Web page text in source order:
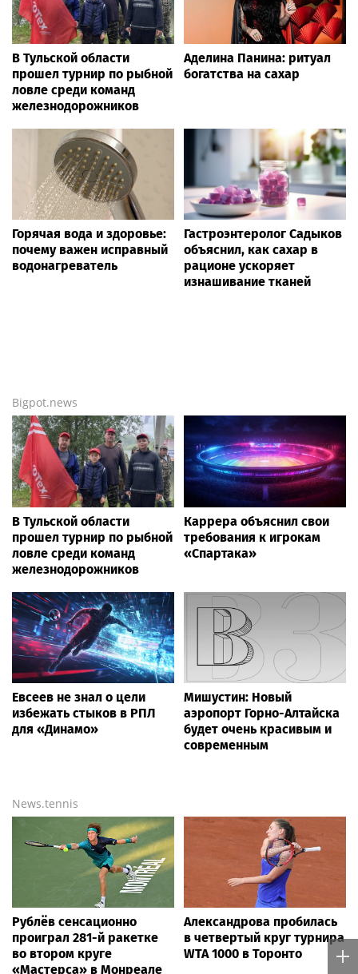
В Тульской области
прошел турнир по рыбной
ловле среди команд
железнодорожников
Аделина Панина: ритуал
богатства на сахар
Горячая вода и здоровье:
почему важен исправный
водонагреватель
Гастроэнтеролог Садыков
объяснил, как сахар в
рационе ускоряет
изнашивание тканей
Bigpot.news
В Тульской области
прошел турнир по рыбной
ловле среди команд
железнодорожников
Каррера объяснил свои
требования к игрокам
«Спартака»
Евсеев не знал о цели
избежать стыков в РПЛ
для «Динамо»
Мишустин: Новый
аэропорт Горно-Алтайска
будет очень красивым и
современным
News.tennis
Рублёв сенсационно
проиграл 281-й ракетке
во втором круге
«Мастерса» в Монреале
Александрова пробилась
в четвертый круг турнира
WTA 1000 в Торонто